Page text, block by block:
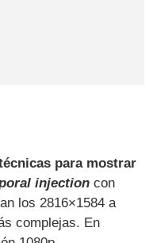
para mostrar
injection con
los 2816×1584 a
complejas. En